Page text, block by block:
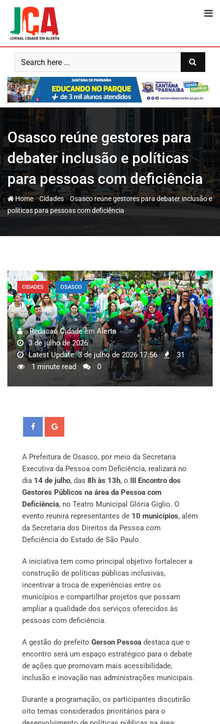
content
Osasco reúne gestores para
debater inclusão e políticas
para pessoas com deficiência
Home-Cidades-Osasco reúne gestores para debater inclusão e
políticas para pessoas com deficiência
CIDADES OSASCO
Redacao Cidade em Alerta
3 de julho de 2026
Latest Update: 3 de julho de 2026 17:56
31
1 minute read
0
A Prefeitura de Osasco, por meio da Secretaria
Executiva da Pessoa com Deficiência, realizará no
dia 14 de julho, das 8h às 13h, o III Encontro dos
Gestores Públicos na área da Pessoa com
Deficiência, no Teatro Municipal Glória Giglio. O
evento reunirá representantes de 10 municípios, além
da Secretaria dos Direitos da Pessoa com
Deficiência do Estado de São Paulo.
A iniciativa tem como principal objetivo fortalecer a
construção de políticas públicas inclusivas,
incentivar a troca de experiências entre os
municípios e compartilhar projetos que possam
ampliar a qualidade dos serviços oferecidos às
pessoas com deficiência.
A gestão do prefeito Gerson Pessoa destaca que o
encontro será um espaço estratégico para o debate
de ações que promovam mais acessibilidade,
inclusão e inovação nas administrações municipais.
Durante a programação, os participantes discutirão
oito temas considerados prioritários para o